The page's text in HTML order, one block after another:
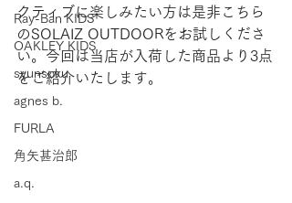
Ray-Ban KIDS
OAKLEY KIDS
syunsoku
agnes b.
FURLA
角矢甚治郎
a.q.
クティブに楽しみたい方は是非こちら
のSOLAIZ OUTDOORをお試しくださ
い。今回は当店が入荷した商品より3点
をご紹介いたします。